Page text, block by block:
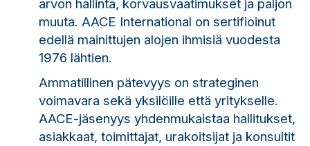
arvon hallinta, korvausvaatimukset ja paljon
muuta. AACE International on sertifioinut
edellä mainittujen alojen ihmisiä vuodesta
1976 lähtien.
Ammatillinen pätevyys on strateginen
voimavara sekä yksilöille että yritykselle.
AACE-jäsenyys yhdenmukaistaa hallitukset,
asiakkaat, toimittajat, urakoitsijat ja konsultit